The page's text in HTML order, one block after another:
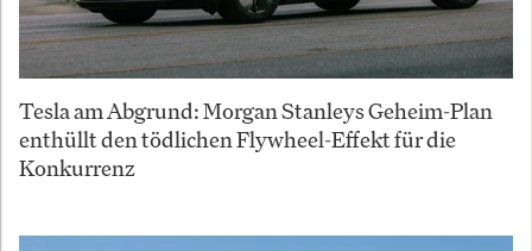
Tesla am Abgrund: Morgan Stanleys Geheim-Plan
enthüllt den tödlichen Flywheel-Effekt für die
Konkurrenz